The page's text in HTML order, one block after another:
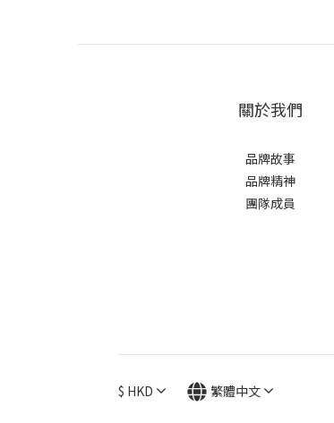
關於我們
品牌故事
品牌精神
團隊成員
$ HKD 繁體中文